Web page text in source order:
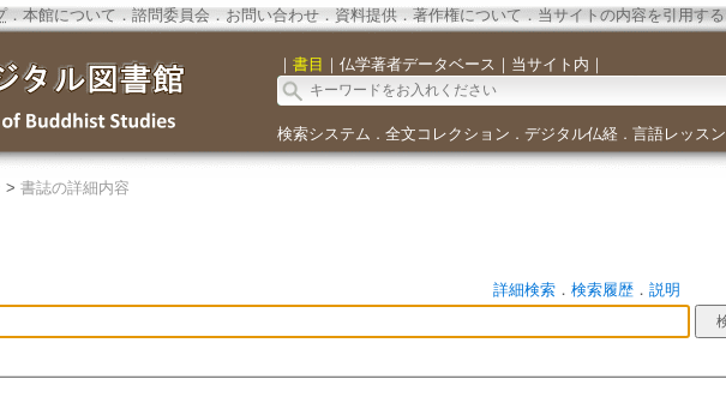
．本館について ． 諮問委員会． お問い合わせ． 資料提供． 著作権について．当サイトの内容を引用する
｜ 書目 ｜ 仏学著者データベース ｜ 当サイト内 ｜
検索システム ． 全文コレクション ． デジタル仏経． 言語レッスン
> 書誌の詳細内容
詳細検索． 検索履歴． 説明